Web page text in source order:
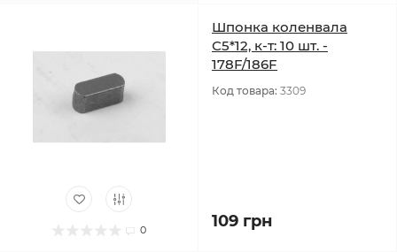
0
Шпонка коленвала
С5*12, к-т: 10 шт. -
178F/186F
Код товара: 3309
109 грн